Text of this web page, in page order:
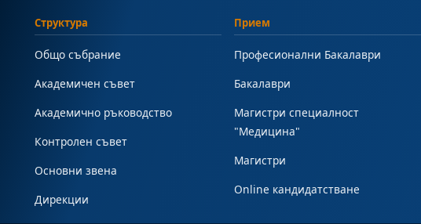
Структура
Общо събрание
Академичен съвет
Академично ръководство
Контролен съвет
Основни звена
Дирекции
Прием
Професионални Бакалаври
Бакалаври
Магистри специалност
"Медицина"
Магистри
Online кандидатстване